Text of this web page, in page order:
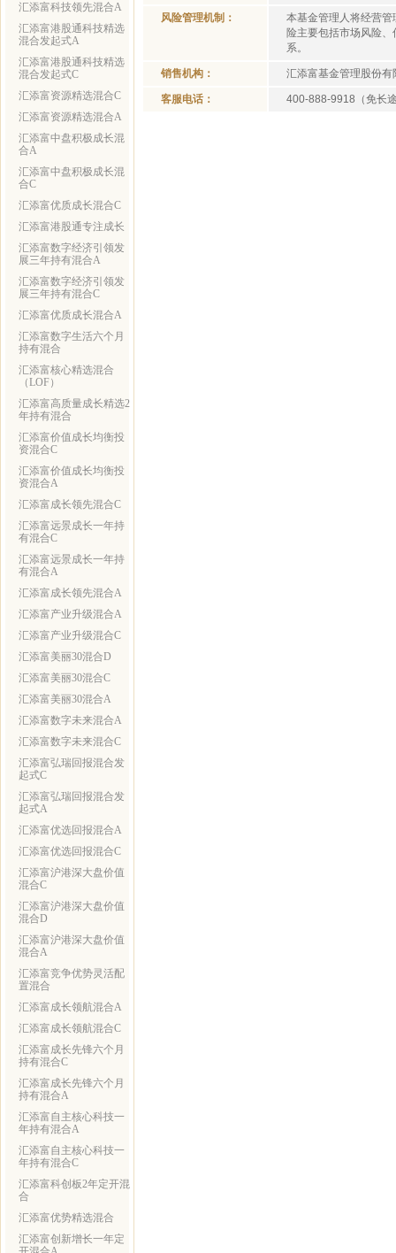
汇添富科技领先混合A
汇添富港股通科技精选
混合发起式A
汇添富港股通科技精选
混合发起式C
汇添富资源精选混合C
汇添富资源精选混合A
汇添富中盘积极成长混
合A
汇添富中盘积极成长混
合C
汇添富优质成长混合C
汇添富港股通专注成长
汇添富数字经济引领发
展三年持有混合A
汇添富数字经济引领发
展三年持有混合C
汇添富优质成长混合A
汇添富数字生活六个月
持有混合
汇添富核心精选混合
（LOF）
汇添富高质量成长精选2
年持有混合
汇添富价值成长均衡投
资混合C
汇添富价值成长均衡投
资混合A
汇添富成长领先混合C
汇添富远景成长一年持
有混合C
汇添富远景成长一年持
有混合A
汇添富成长领先混合A
汇添富产业升级混合A
汇添富产业升级混合C
汇添富美丽30混合D
汇添富美丽30混合C
汇添富美丽30混合A
汇添富数字未来混合A
汇添富数字未来混合C
汇添富弘瑞回报混合发
起式C
汇添富弘瑞回报混合发
起式A
汇添富优选回报混合A
汇添富优选回报混合C
汇添富沪港深大盘价值
混合C
汇添富沪港深大盘价值
混合D
汇添富沪港深大盘价值
混合A
汇添富竞争优势灵活配
置混合
汇添富成长领航混合A
汇添富成长领航混合C
汇添富成长先锋六个月
持有混合C
汇添富成长先锋六个月
持有混合A
汇添富自主核心科技一
年持有混合A
汇添富自主核心科技一
年持有混合C
汇添富科创板2年定开混
合
汇添富优势精选混合
汇添富创新增长一年定
风险管理机制：
本基金管理人将经营
险主要包括市场风险
系。
销售机构： 汇添富基金管理股份有
客服电话： 400-888-9918（免长